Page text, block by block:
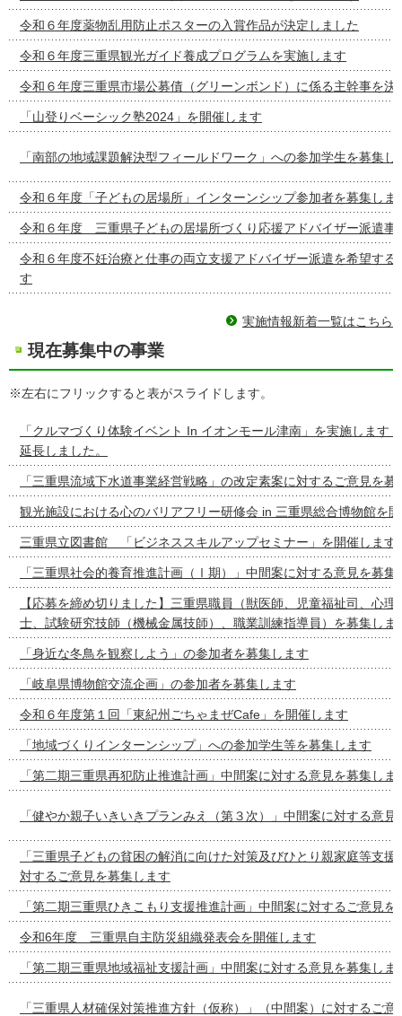
令和６年度薬物乱用防止ポスターの入賞作品が決定しました
令和６年度三重県観光ガイド養成プログラムを実施します
令和６年度三重県市場公募債（グリーンボンド）に係る主幹事を決
「山登りベーシック塾2024」を開催します
「南部の地域課題解決型フィールドワーク」への参加学生を募集し
令和６年度「子どもの居場所」インターンシップ参加者を募集しま
令和６年度 三重県子どもの居場所づくり応援アドバイザー派遣事
令和６年度不妊治療と仕事の両立支援アドバイザー派遣を希望する
す
実施情報新着一覧はこちら
現在募集中の事業
※左右にフリックすると表がスライドします。
「クルマづくり体験イベント In イオンモール津南」を実施しま
延長しました。
「三重県流域下水道事業経営戦略」の改定素案に対するご意見を募
観光施設における心のバリアフリー研修会 in 三重県総合博物館を
三重県立図書館 「ビジネススキルアップセミナー」を開催します
「三重県社会的養育推進計画（Ⅰ期）」中間案に対する意見を募集
【応募を締め切りました】三重県職員（獣医師、児童福祉司、心理
士、試験研究技師（機械金属技師）、職業訓練指導員）を募集しま
「身近な冬鳥を観察しよう」の参加者を募集します
「岐阜県博物館交流企画」の参加者を募集します
令和６年度第１回「東紀州ごちゃまぜCafe」を開催します
「地域づくりインターンシップ」への参加学生等を募集します
「第二期三重県再犯防止推進計画」中間案に対する意見を募集しま
「健やか親子いきいきプランみえ（第３次）」中間案に対する意見
「三重県子どもの貧困の解消に向けた対策及びひとり親家庭等支
対するご意見を募集します
「第二期三重県ひきこもり支援推進計画」中間案に対するご意見を
令和6年度 三重県自主防災組織発表会を開催します
「第二期三重県地域福祉支援計画」中間案に対する意見を募集しま
「三重県人材確保対策推進方針（仮称）」（中間案）に対するご